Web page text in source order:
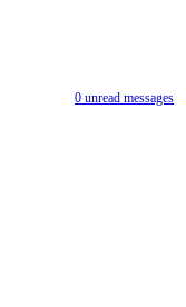
0 unread messages